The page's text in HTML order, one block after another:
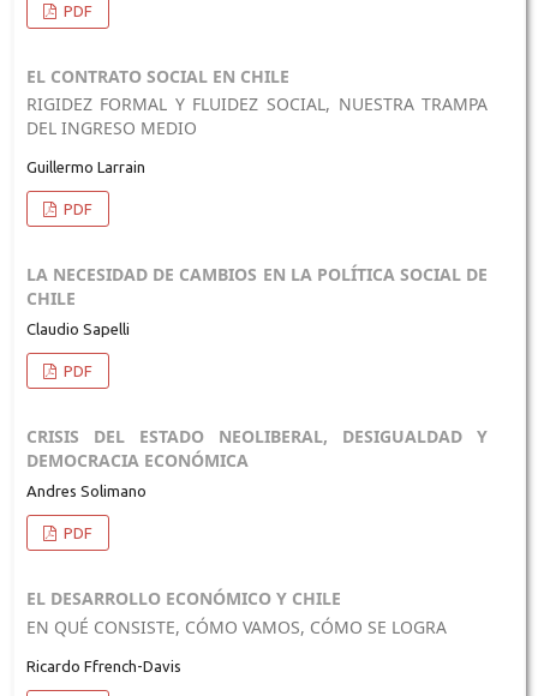
PDF
EL CONTRATO SOCIAL EN CHILE
RIGIDEZ FORMAL Y FLUIDEZ SOCIAL, NUESTRA TRAMPA
DEL INGRESO MEDIO
Guillermo Larrain
PDF
LA NECESIDAD DE CAMBIOS EN LA POLÍTICA SOCIAL DE
CHILE
Claudio Sapelli
PDF
CRISIS DEL ESTADO NEOLIBERAL, DESIGUALDAD Y
DEMOCRACIA ECONÓMICA
Andres Solimano
PDF
EL DESARROLLO ECONÓMICO Y CHILE
EN QUÉ CONSISTE, CÓMO VAMOS, CÓMO SE LOGRA
Ricardo Ffrench-Davis